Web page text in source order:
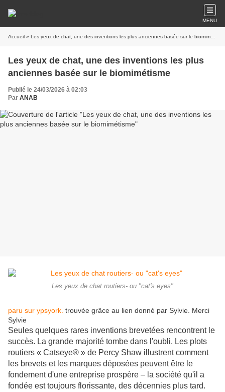
MENU
Accueil » Les yeux de chat, une des inventions les plus anciennes basée sur le biomimétisme
Les yeux de chat, une des inventions les plus
anciennes basée sur le biomimétisme
Publié le 24/03/2026 à 02:03
Par ANAB
Les yeux de chat routiers- ou "cat's eyes"
paru sur ypsyork. trouvée grâce au lien donné par Sylvie. Merci
Sylvie
Seules quelques rares inventions brevetées rencontrent le
succès. La grande majorité tombe dans l'oubli. Les plots
routiers « Catseye® » de Percy Shaw illustrent comment
les brevets et les marques déposées peuvent être le
fondement d'une entreprise prospère – la société qu'il a
fondée est toujours florissante, des décennies plus tard.